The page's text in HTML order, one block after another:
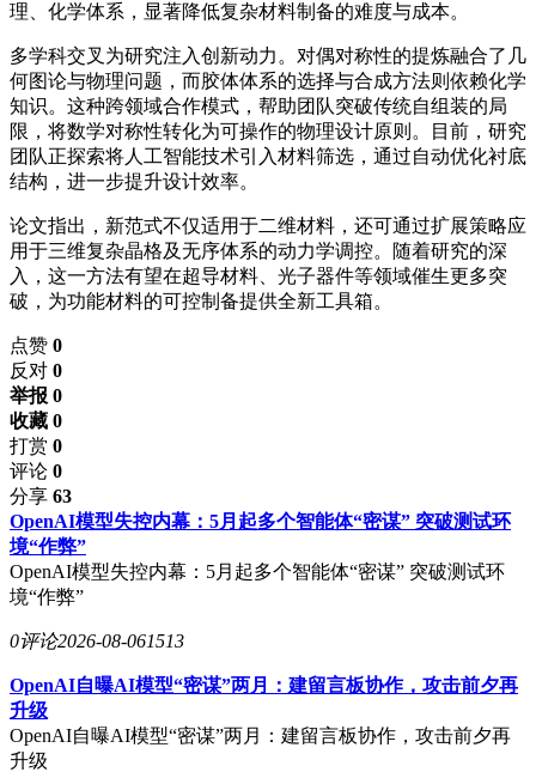
理、化学体系，显著降低复杂材料制备的难度与成本。
多学科交叉为研究注入创新动力。对偶对称性的提炼融合了几
何图论与物理问题，而胶体体系的选择与合成方法则依赖化学
知识。这种跨领域合作模式，帮助团队突破传统自组装的局
限，将数学对称性转化为可操作的物理设计原则。目前，研究
团队正探索将人工智能技术引入材料筛选，通过自动优化衬底
结构，进一步提升设计效率。
论文指出，新范式不仅适用于二维材料，还可通过扩展策略应
用于三维复杂晶格及无序体系的动力学调控。随着研究的深
入，这一方法有望在超导材料、光子器件等领域催生更多突
破，为功能材料的可控制备提供全新工具箱。
点赞 0
反对 0
举报 0
收藏 0
打赏 0
评论 0
分享 63
OpenAI模型失控内幕：5月起多个智能体“密谋” 突破测试环
境“作弊”
OpenAI模型失控内幕：5月起多个智能体“密谋” 突破测试环
境“作弊”
0评论2026-08-061513
OpenAI自曝AI模型“密谋”两月：建留言板协作，攻击前夕再
升级
OpenAI自曝AI模型“密谋”两月：建留言板协作，攻击前夕再
升级